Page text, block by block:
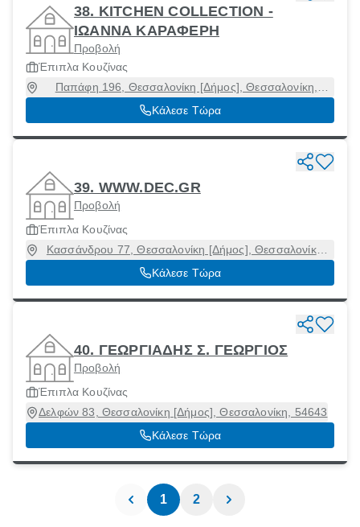
38. KITCHEN COLLECTION -
ΙΩΑΝΝΑ ΚΑΡΑΦΕΡΗ
Προβολή
Έπιπλα Κουζίνας
Παπάφη 196, Θεσσαλονίκη [Δήμος], Θεσσαλονίκη,
54453
Κάλεσε Τώρα
39. WWW.DEC.GR
Προβολή
Έπιπλα Κουζίνας
Κασσάνδρου 77, Θεσσαλονίκη [Δήμος], Θεσσαλονίκη,
54633
Κάλεσε Τώρα
40. ΓΕΩΡΓΙΑΔΗΣ Σ. ΓΕΩΡΓΙΟΣ
Προβολή
Έπιπλα Κουζίνας
Δελφών 83, Θεσσαλονίκη [Δήμος], Θεσσαλονίκη, 54643
Κάλεσε Τώρα
1 2